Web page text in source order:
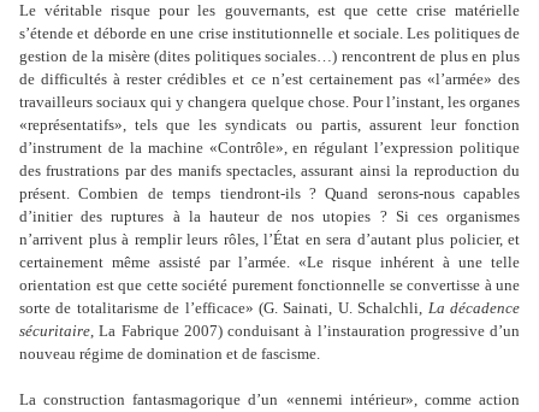
Le véritable risque pour les gouvernants, est que cette crise matérielle
s’étende et déborde en une crise institutionnelle et sociale. Les politiques de
gestion de la misère (dites politiques sociales…) rencontrent de plus en plus
de difficultés à rester crédibles et ce n’est certainement pas «l’armée» des
travailleurs sociaux qui y changera quelque chose. Pour l’instant, les organes
«représentatifs», tels que les syndicats ou partis, assurent leur fonction
d’instrument de la machine «Contrôle», en régulant l’expression politique
des frustrations par des manifs spectacles, assurant ainsi la reproduction du
présent. Combien de temps tiendront-ils ? Quand serons-nous capables
d’initier des ruptures à la hauteur de nos utopies ? Si ces organismes
n’arrivent plus à remplir leurs rôles, l’État en sera d’autant plus policier, et
certainement même assisté par l’armée. «Le risque inhérent à une telle
orientation est que cette société purement fonctionnelle se convertisse à une
sorte de totalitarisme de l’efficace» (G. Sainati, U. Schalchli, La décadence
sécuritaire, La Fabrique 2007) conduisant à l’instauration progressive d’un
nouveau régime de domination et de fascisme.
La construction fantasmagorique d’un «ennemi intérieur», comme action